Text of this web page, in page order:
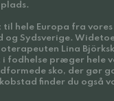
hele Europa fra vores
og Sydsverige.
Lina
i fodhelse præger hele
sko, der gør
finder du også